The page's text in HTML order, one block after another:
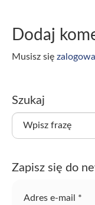
Dodaj
Musisz się
Szukaj
W
z
Zapisz się do
Adres e-mail *